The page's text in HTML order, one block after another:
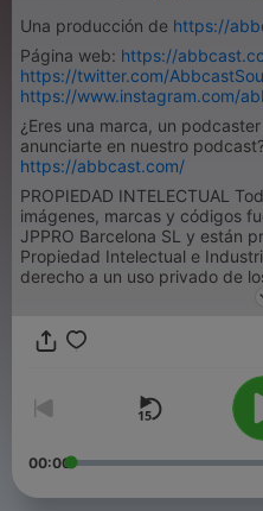
Una producción de https://
Página web: https://
https://twitter.com/
https://www.instagram.com/
¿Eres una marca, un
anunciarte en nuestro
https://abbcast.com/
PROPIEDAD INTELECTUAL
imágenes, marcas y códigos
JPPRO Barcelona SL y están
Propiedad Intelectual e
derecho a un uso privado de
necesita autorización expresa
perteneciente a su titular.
00:00